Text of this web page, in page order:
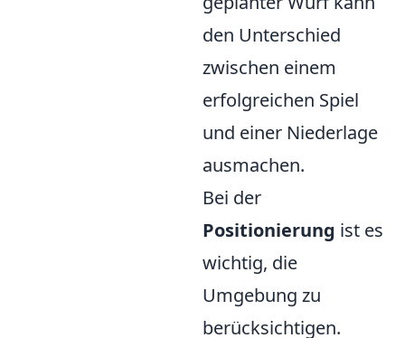
den Unterschied
zwischen einem
erfolgreichen Spiel
und einer Niederlage
ausmachen.
Bei der
Positionierung ist es
wichtig, die
Umgebung zu
berücksichtigen.